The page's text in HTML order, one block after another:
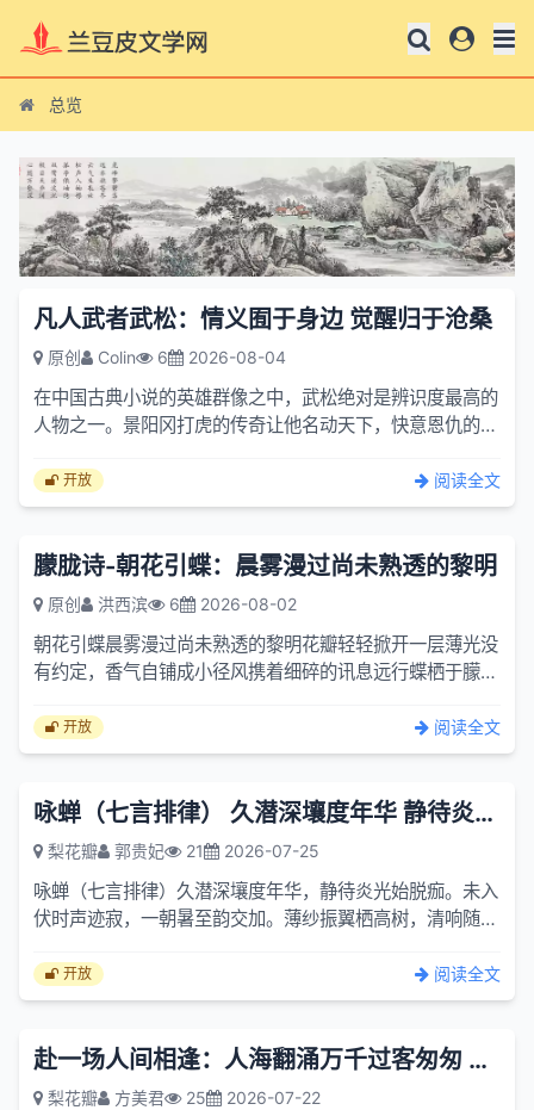
总览
凡人武者武松：情义囿于身边 觉醒归于沧桑
原创 Colin 6 2026-08-04
在中国古典小说的英雄群像之中，武松绝对是辨识度最高的
人物之一。景阳冈打虎的传奇让他名动天下，快意恩仇的行
与鲁智...
开放 阅读全文
朦胧诗-朝花引蝶：晨雾漫过尚未熟透的黎明
原创 洪西滨 6 2026-08-02
朝花引蝶晨雾漫过尚未熟透的黎明花瓣轻轻掀开一层薄光没
有约定，香气自铺成小径风携着细碎的讯息远行蝶栖于朦胧
型花开...
开放 阅读全文
咏蝉（七言排律） 久潜深壤度年华 静待炎光始脱痂
梨花瓣 郭贵妃 21 2026-07-25
咏蝉（七言排律）久潜深壤度年华，静待炎光始脱痂。未入
伏时声迹寂，一朝暑至韵交加。薄纱振翼栖高树，清响随风
啸，性...
开放 阅读全文
赴一场人间相逢：人海翻涌万千过客匆匆 初见一瞬惊扰岁月平庸。
梨花瓣 方美君 25 2026-07-22